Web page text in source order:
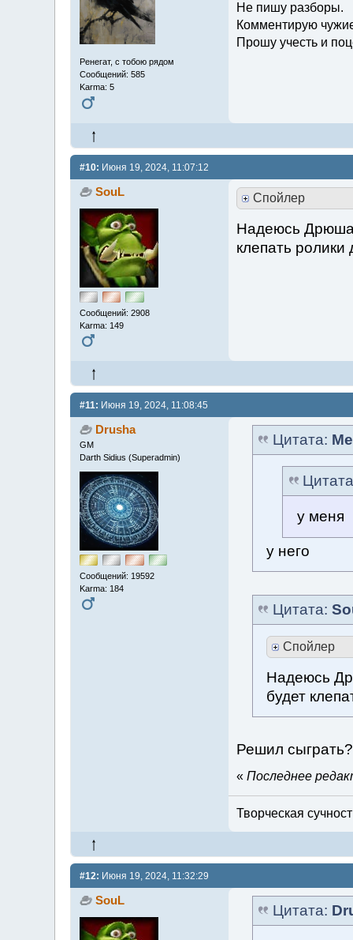
Ренегат, с тобою рядом
Сообщений: 585
Karma: 5
Не пишу разборы.
Комментирую
Прошу учесть и
#10: Июня 19, 2024, 11:07:12
SouL
Сообщений: 2908
Karma: 149
Спойлер
Надеюсь Дрюша
клепать ролики
#11: Июня 19, 2024, 11:08:45
Drusha
GM
Darth Sidius (Superadmin)
Сообщений: 19592
Karma: 184
Цитата:
у меня
у него
Цитата:
Спойлер
Надеюсь
будет
Решил
« Последнее
Творческая
#12: Июня 19, 2024, 11:32:29
SouL
Цитата: